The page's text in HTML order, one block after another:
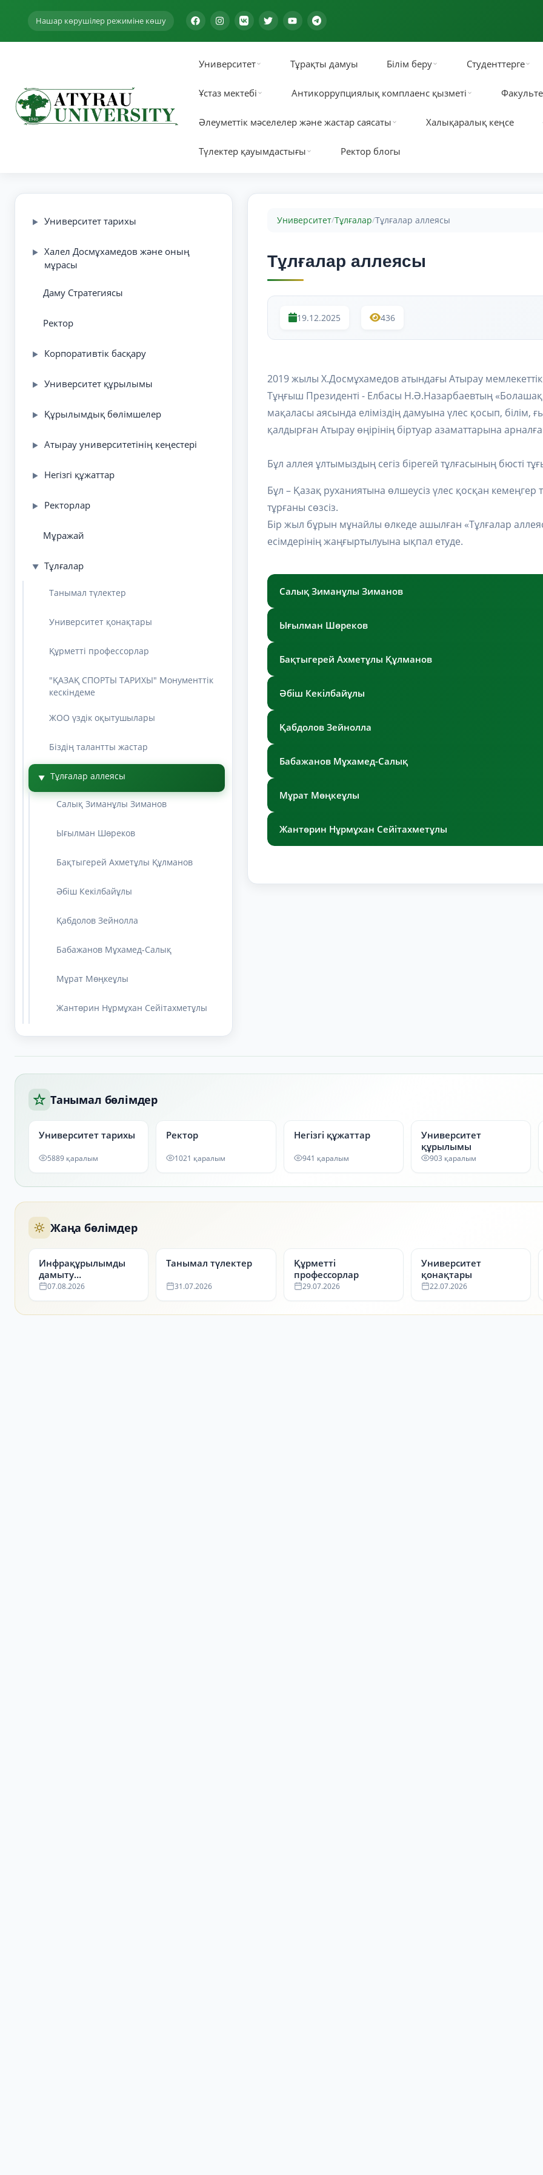
Нашар көрушілер режиміне көшу
Университет Тұрақты дамуы Білім беру Студенттерге
Ұстаз мектебі Антикоррупциялық комплаенс қызметі
Әлеуметтік мәселелер және жастар саясаты Халықаралық кеңсе
Түлектер қауымдастығы Ректор блогы
▶ Университет тарихы
▶
Халел Досмұхамедов және оның
мұрасы
Даму Стратегиясы
Ректор
▶ Корпоративтік басқару
▶ Университет құрылымы
▶ Құрылымдық бөлімшелер
▶ Атырау университетінің кеңестері
▶ Негізгі құжаттар
▶ Ректорлар
Мұражай
▼ Тұлғалар
Танымал түлектер
Университет қонақтары
Құрметті профессорлар
"ҚАЗАҚ СПОРТЫ ТАРИХЫ" Монументтік
кескіндеме
ЖОО үздік оқытушылары
Біздің талантты жастар
▼ Тұлғалар аллеясы
Салық Зиманұлы Зиманов
Ығылман Шөреков
Бақтыгерей Ахметұлы Құлманов
Әбіш Кекілбайұлы
Қабдолов Зейнолла
Бабажанов Мұхамед-Салық
Мұрат Мөңкеұлы
Жантөрин Нұрмұхан Сейітахметұлы
Университет/Тұлғалар/Тұлғалар аллеясы
Тұлғалар аллеясы
19.12.2025 436
2019 жылы Х.Досмұхамедов атындағы Атырау
Тұңғыш Президенті - Елбасы Н.Ә.Назарбаевтың
мақаласы аясында еліміздің дамуына үлес қосып,
қалдырған Атырау өңірінің біртуар азаматтарына
Бұл аллея ұлтымыздың сегіз бірегей тұлғасының бюсті
Бұл – Қазақ руханиятына өлшеусіз үлес қосқан кемеңгер
тұрғаны сөзсіз.
Бір жыл бұрын мұнайлы өлкеде ашылған «Тұлғалар
есімдерінің жаңғыртылуына ықпал етуде.
Салық Зиманұлы Зиманов
Ығылман Шөреков
Бақтыгерей Ахметұлы Құлманов
Әбіш Кекілбайұлы
Қабдолов Зейнолла
Бабажанов Мұхамед-Салық
Мұрат Мөңкеұлы
Жантөрин Нұрмұхан Сейітахметұлы
Танымал бөлімдер
Университет тарихы
5889 қаралым
Ректор
1021 қаралым
Негізгі құжаттар
941 қаралым
Университет
құрылымы
903 қаралым
Жаңа бөлімдер
Инфрақұрылымды
дамыту
департаменті
07.08.2026
Танымал түлектер
31.07.2026
Құрметті
профессорлар
29.07.2026
Университет
қонақтары
22.07.2026